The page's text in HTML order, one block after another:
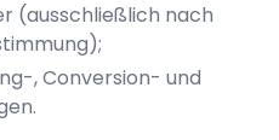
(ausschließlich nach
, Conversion- und